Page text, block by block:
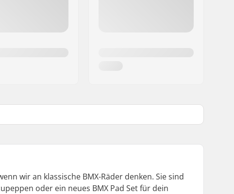
wir an klassische BMX-Räder denken. Sie sind
oder ein neues BMX Pad Set für dein